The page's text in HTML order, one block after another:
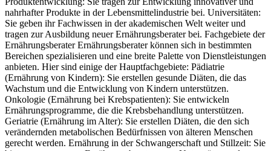
nahrhafter Produkte in der Lebensmittelindustrie bei. Universitäten:
Sie geben ihr Fachwissen in der akademischen Welt weiter und
tragen zur Ausbildung neuer Ernährungsberater bei. Fachgebiete der
Ernährungsberater Ernährungsberater können sich in bestimmten
Bereichen spezialisieren und eine breite Palette von Dienstleistungen
anbieten. Hier sind einige der Hauptfachgebiete: Pädiatrie
(Ernährung von Kindern): Sie erstellen gesunde Diäten, die das
Wachstum und die Entwicklung von Kindern unterstützen.
Onkologie (Ernährung bei Krebspatienten): Sie entwickeln
Ernährungsprogramme, die die Krebsbehandlung unterstützen.
Geriatrie (Ernährung im Alter): Sie erstellen Diäten, die den sich
verändernden metabolischen Bedürfnissen von älteren Menschen
gerecht werden. Ernährung in der Schwangerschaft und Stillzeit: Sie